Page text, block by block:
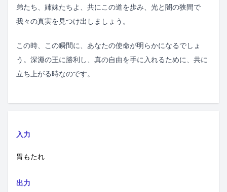
弟たち、姉妹たちよ、共にこの道を歩み、光と闇の狭間で
我々の真実を見つけ出しましょう。
この時、この瞬間に、あなたの使命が明らかになるでしょ
う。深淵の王に勝利し、真の自由を手に入れるために、共に
立ち上がる時なのです。
入力
胃もたれ
出力